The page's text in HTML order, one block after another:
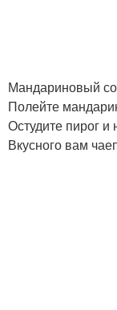
Мандариновый
Полейте
Остудите пирог
Вкусного вам